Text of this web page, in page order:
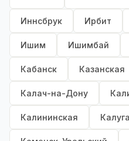
Иннсбрук Ирбит
Ишим Ишимбай
Кабанск Казанская
Калач-на-Дону
Калининская Калуга